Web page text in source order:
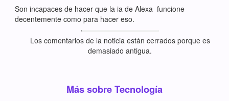
Son incapaces de hacer que la ia de Alexa funcione
decentemente como para hacer eso.
Los comentarios de la noticia están cerrados porque es
demasiado antigua.
Más sobre Tecnología